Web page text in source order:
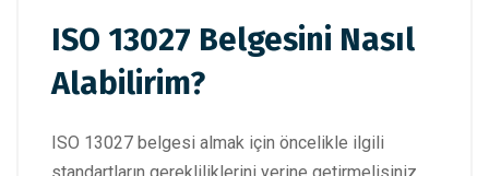
ISO 13027 Belgesini Nasıl
Alabilirim?
ISO 13027 belgesi almak için öncelikle ilgili